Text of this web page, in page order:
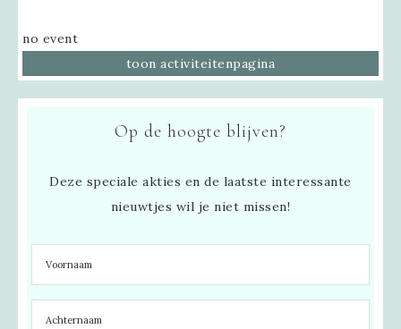
no event
toon activiteitenpagina
Op de hoogte blijven?
Deze speciale akties en de laatste interessante
nieuwtjes wil je niet missen!